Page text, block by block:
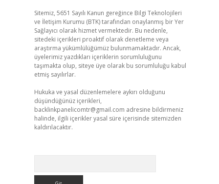
Sitemiz, 5651 Sayılı Kanun gereğince Bilgi Teknolojileri
ve İletişim Kurumu (BTK) tarafından onaylanmış bir Yer
Sağlayıcı olarak hizmet vermektedir. Bu nedenle,
sitedeki içerikleri proaktif olarak denetleme veya
araştırma yükümlülüğümüz bulunmamaktadır. Ancak,
üyelerimiz yazdıkları içeriklerin sorumluluğunu
taşımakta olup, siteye üye olarak bu sorumluluğu kabul
etmiş sayılırlar.
Hukuka ve yasal düzenlemelere aykırı olduğunu
düşündüğünüz içerikleri,
backlinkpanelicomtr@gmail.com adresine bildirmeniz
halinde, ilgili içerikler yasal süre içerisinde sitemizden
kaldırılacaktır.